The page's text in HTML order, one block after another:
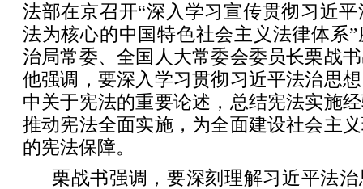
法部在京召开“深入学习宣传贯彻习近
法为核心的中国特色社会主义法律体系
治局常委、全国人大常委会委员长栗战
他强调，要深入学习贯彻习近平法治思
中关于宪法的重要论述，总结宪法实施
推动宪法全面实施，为全面建设社会主
的宪法保障。
栗战书强调，要深刻理解习近平法